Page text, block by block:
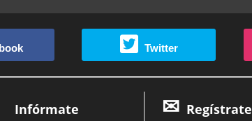
Twitter
Infórmate